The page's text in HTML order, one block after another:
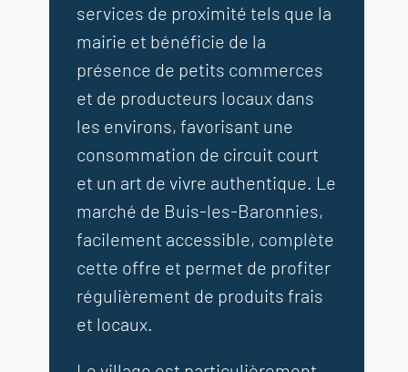
services de proximité tels que la
mairie et bénéficie de la
présence de petits commerces
et de producteurs locaux dans
les environs, favorisant une
consommation de circuit court
et un art de vivre authentique. Le
marché de Buis-les-Baronnies,
facilement accessible, complète
cette offre et permet de profiter
régulièrement de produits frais
et locaux.